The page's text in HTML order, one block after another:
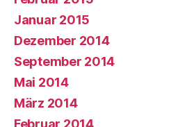
Januar 2015
Dezember 2014
September 2014
Mai 2014
März 2014
Februar 2014